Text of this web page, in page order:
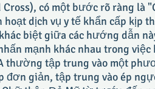
Cross), có một bước rõ ràng là
hoạt dịch vụ y tế khẩn cấp kịp
biệt giữa các hướng dẫn
mạnh khác nhau trong
thường tập trung vào một
đơn giản, tập trung vào ép